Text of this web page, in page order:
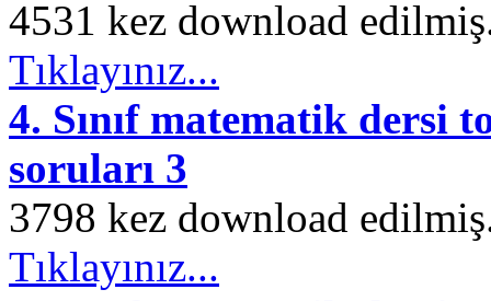
4531 kez download
Tıklayınız...
4. Sınıf matematik dersi
soruları 3
3798 kez download
Tıklayınız...